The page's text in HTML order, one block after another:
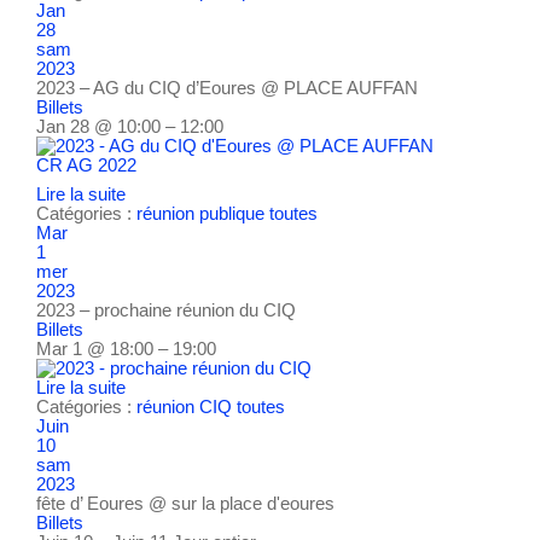
Jan
28
sam
2023
2023 – AG du CIQ d’Eoures @ PLACE AUFFAN
Billets
Jan 28 @ 10:00 – 12:00
CR AG 2022
Lire la suite
Catégories : réunion publique toutes
Mar
1
mer
2023
2023 – prochaine réunion du CIQ
Billets
Mar 1 @ 18:00 – 19:00
Lire la suite
Catégories : réunion CIQ toutes
Juin
10
sam
2023
fête d’ Eoures @ sur la place d'eoures
Billets